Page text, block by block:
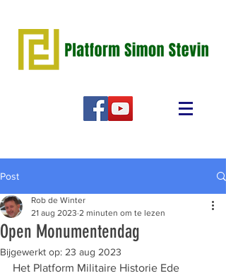
Post
Open Monumentendag
Rob de Winter
21 aug 2023 2 minuten om te lezen
Bijgewerkt op: 23 aug 2023
Het Platform Militaire Historie Ede